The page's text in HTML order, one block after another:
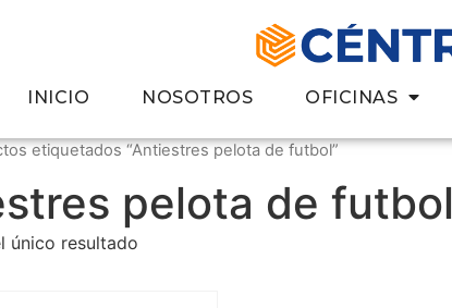
INICIO NOSOTROS OFICINAS
etiquetados “Antiestres pelota de futbol”
pelota de futbol
único resultado